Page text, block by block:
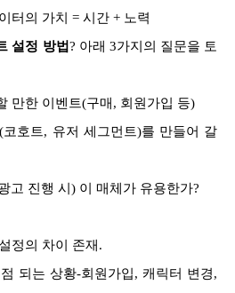
터의 가치 = 시간 + 노력
설정 방법? 아래 3가지의 질문을 토
만한 이벤트(구매, 회원가입 등)
호트, 유저 세그먼트)를 만들어 갈
고 진행 시) 이 매체가 유용한가?
정의 차이 존재.
되는 상황-회원가입, 캐릭터 변경,